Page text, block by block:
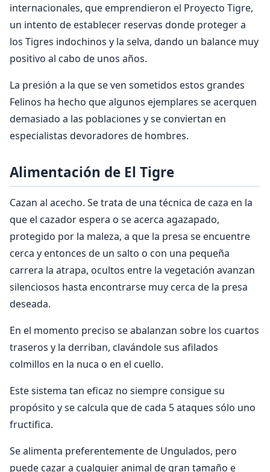
internacionales, que emprendieron el Proyecto Tigre,
un intento de establecer reservas donde proteger a
los Tigres indochinos y la selva, dando un balance muy
positivo al cabo de unos años.
La presión a la que se ven sometidos estos grandes
Felinos ha hecho que algunos ejemplares se acerquen
demasiado a las poblaciones y se conviertan en
especialistas devoradores de hombres.
Alimentación de El Tigre
Cazan al acecho. Se trata de una técnica de caza en la
que el cazador espera o se acerca agazapado,
protegido por la maleza, a que la presa se encuentre
cerca y entonces de un salto o con una pequeña
carrera la atrapa, ocultos entre la vegetación avanzan
silenciosos hasta encontrarse muy cerca de la presa
deseada.
En el momento preciso se abalanzan sobre los cuartos
traseros y la derriban, clavándole sus afilados
colmillos en la nuca o en el cuello.
Este sistema tan eficaz no siempre consigue su
propósito y se calcula que de cada 5 ataques sólo uno
fructifica.
Se alimenta preferentemente de Ungulados, pero
puede cazar a cualquier animal de gran tamaño e